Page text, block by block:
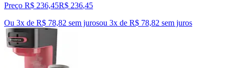
Preço R$ 236,45R$ 236,45
Ou 3x de R$ 78,82 sem jurosou 3x de R$ 78,82 sem juros